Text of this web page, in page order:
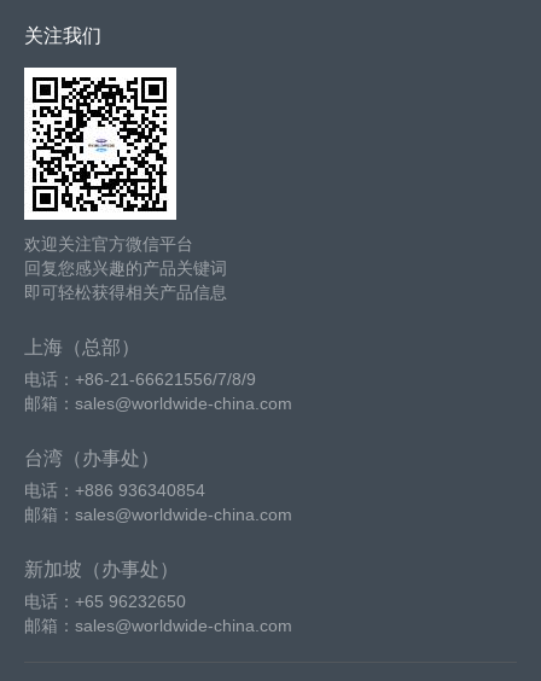
关注我们
欢迎关注官方微信平台
回复您感兴趣的产品关键词
即可轻松获得相关产品信息
上海（总部）
电话：+86-21-66621556/7/8/9
邮箱：sales@worldwide-china.com
台湾（办事处）
电话：+886 936340854
邮箱：sales@worldwide-china.com
新加坡（办事处）
电话：+65 96232650
邮箱：sales@worldwide-china.com